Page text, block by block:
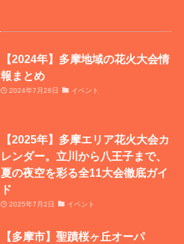
【2024年】多摩地域の花火大会情
報まとめ
2024年7月26日 イベント
【2025年】多摩エリア花火大会カ
レンダー。立川から八王子まで、
夏の夜空を彩る全11大会徹底ガイ
ド
2025年7月2日 イベント
【多摩市】聖蹟桜ヶ丘オーパ